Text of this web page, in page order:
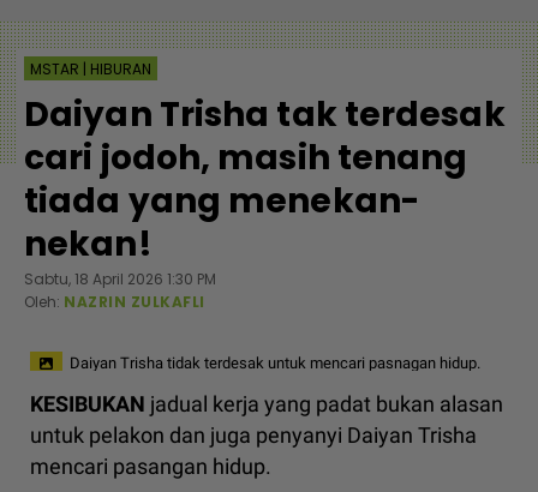
MSTAR | HIBURAN
Daiyan Trisha tak terdesak
cari jodoh, masih tenang
tiada yang menekan-
nekan!
Sabtu, 18 April 2026 1:30 PM
Oleh: NAZRIN ZULKAFLI
Daiyan Trisha tidak terdesak untuk mencari pasnagan hidup.
KESIBUKAN jadual kerja yang padat bukan alasan
untuk pelakon dan juga penyanyi Daiyan Trisha
mencari pasangan hidup.